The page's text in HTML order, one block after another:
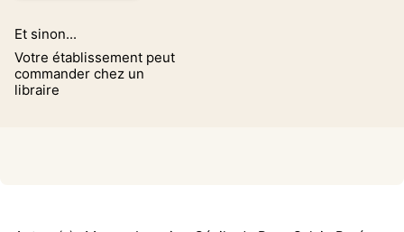
Et sinon...
Votre établissement peut
commander chez un
libraire